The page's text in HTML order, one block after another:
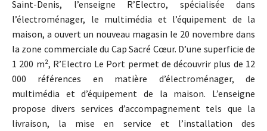
Saint-Denis, l’enseigne R’Electro, spécialisée dans
l’électroménager, le multimédia et l’équipement de la
maison, a ouvert un nouveau magasin le 20 novembre dans
la zone commerciale du Cap Sacré Cœur. D’une superficie de
1 200 m², R’Electro Le Port permet de découvrir plus de 12
000 références en matière d’électroménager, de
multimédia et d’équipement de la maison. L’enseigne
propose divers services d’accompagnement tels que la
livraison, la mise en service et l’installation des